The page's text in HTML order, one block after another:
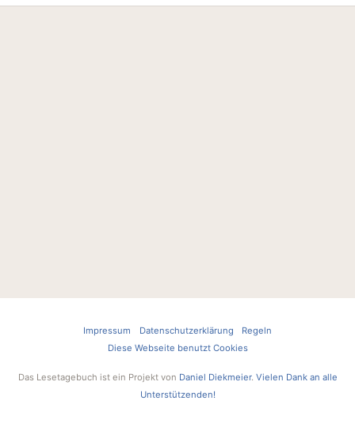
Impressum Datenschutzerklärung
Regeln
Diese Webseite benutzt Cookies
Das Lesetagebuch ist ein Projekt von Daniel Diekmeier. Vielen Dank an alle
Unterstützenden!